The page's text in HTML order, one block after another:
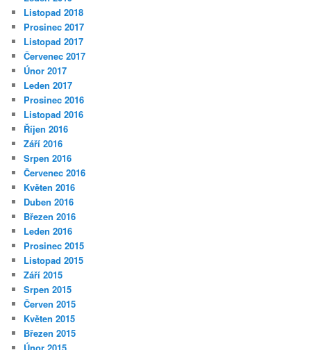
Listopad 2018
Prosinec 2017
Listopad 2017
Červenec 2017
Únor 2017
Leden 2017
Prosinec 2016
Listopad 2016
Říjen 2016
Září 2016
Srpen 2016
Červenec 2016
Květen 2016
Duben 2016
Březen 2016
Leden 2016
Prosinec 2015
Listopad 2015
Září 2015
Srpen 2015
Červen 2015
Květen 2015
Březen 2015